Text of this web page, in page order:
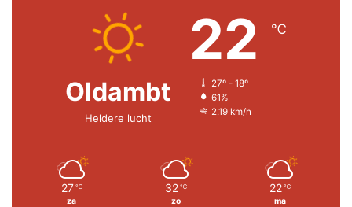
Oldambt
Heldere lucht
22 ℃
27º - 18º
61%
2.19 km/h
27 ℃
za
32 ℃
zo
22 ℃
ma